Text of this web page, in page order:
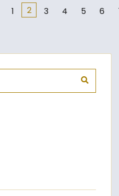
1 2 3 4 5 6